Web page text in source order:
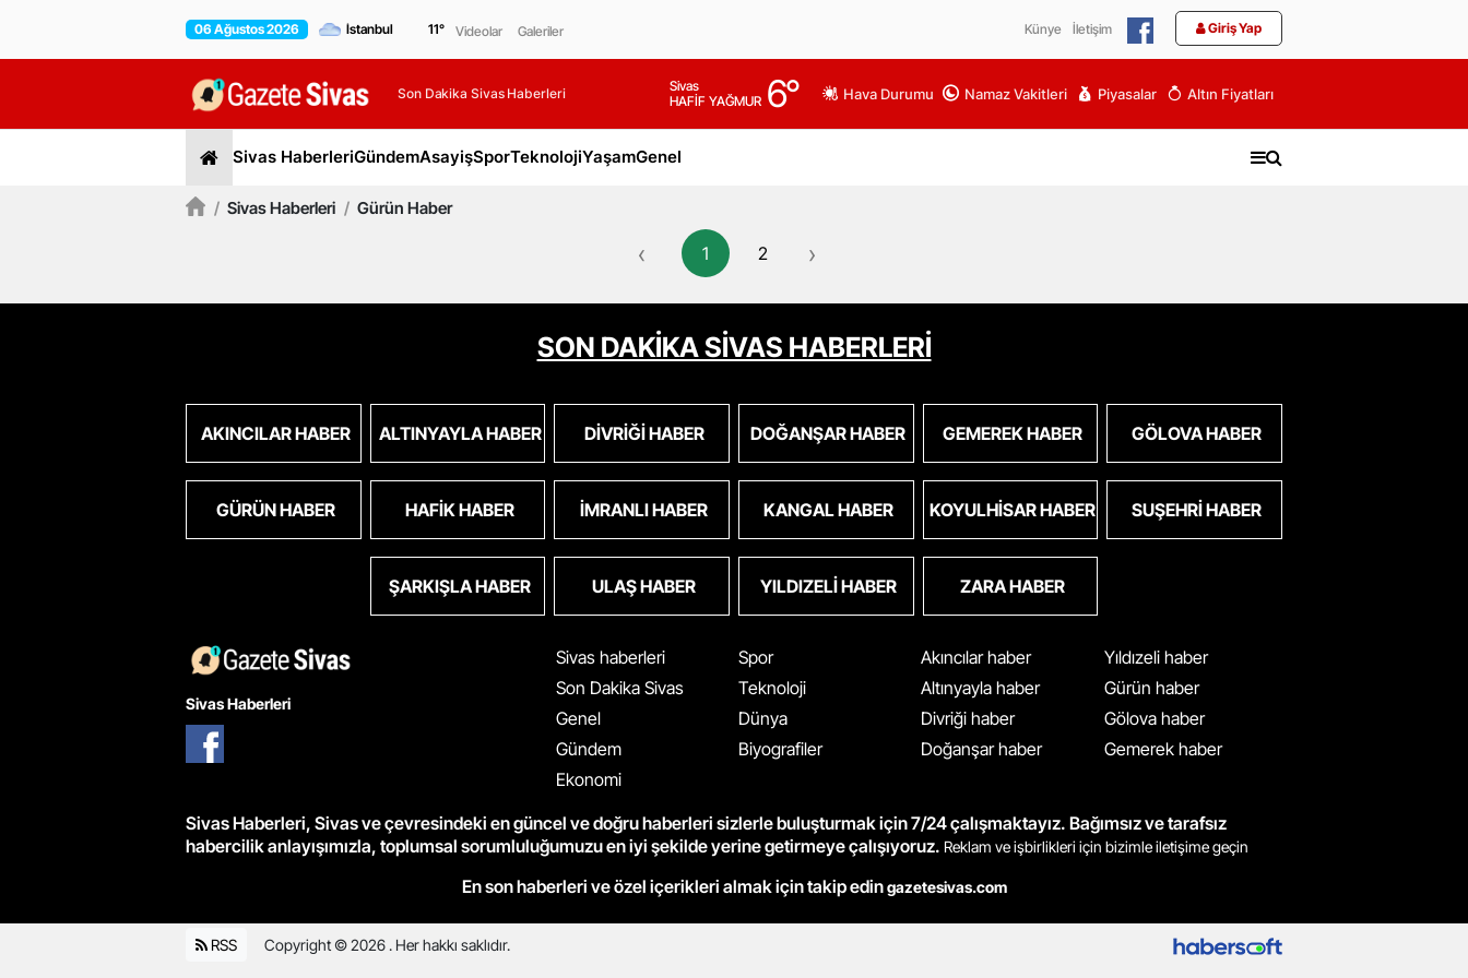
06 Ağustos 2026 11° Videolar Galeriler Künye İletişim Giriş Yap
Son Dakika Sivas Haberleri
Sivas
HAFİF YAĞMUR 6° Hava Durumu Namaz Vakitleri Piyasalar Altın Fiyatları
Sivas HaberleriGündemAsayişSporTeknolojiYaşamGenel
/ Sivas Haberleri / Gürün Haber
‹ 1 2 ›
SON DAKİKA SİVAS HABERLERİ
AKINCILAR HABER ALTINYAYLA HABER DIVRIĞI HABER DOĞANŞAR HABER GEMEREK HABER GÖLOVA HABER
GÜRÜN HABER HAFIK HABER İMRANLI HABER KANGAL HABER KOYULHISAR HABER SUŞEHRI HABER
ŞARKIŞLA HABER ULAŞ HABER YILDIZELI HABER ZARA HABER
Sivas Haberleri
Sivas haberleri
Son Dakika Sivas
Genel
Gündem
Ekonomi
Spor
Teknoloji
Dünya
Biyografiler
Akıncılar haber
Altınyayla haber
Divriği haber
Doğanşar haber
Yıldızeli haber
Gürün haber
Gölova haber
Gemerek haber
Sivas Haberleri, Sivas ve çevresindeki en güncel ve doğru haberleri sizlerle buluşturmak için 7/24 çalışmaktayız. Bağımsız ve tarafsız
habercilik anlayışımızla, toplumsal sorumluluğumuzu en iyi şekilde yerine getirmeye çalışıyoruz. Reklam ve işbirlikleri için bizimle iletişime geçin
En son haberleri ve özel içerikleri almak için takip edingazetesivas.com
RSS Copyright © 2026 . Her hakkı saklıdır.